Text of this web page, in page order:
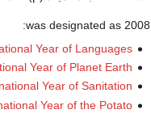
2008 was designated as:
Year of Languages
Year of Planet Earth
Year of Sanitation
Year of the Potato